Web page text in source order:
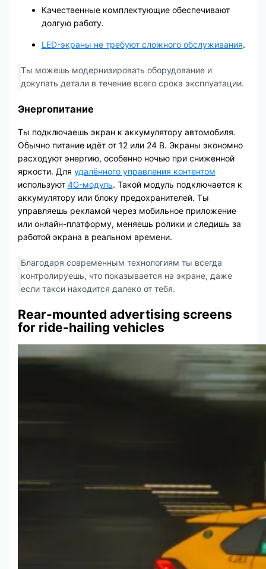
Качественные комплектующие обеспечивают
долгую работу.
LED-экраны не требуют сложного обслуживания.
Ты можешь модернизировать оборудование и
докупать детали в течение всего срока эксплуатации.
Энергопитание
Ты подключаешь экран к аккумулятору автомобиля.
Обычно питание идёт от 12 или 24 В. Экраны экономно
расходуют энергию, особенно ночью при сниженной
яркости. Для удалённого управления контентом
используют 4G-модуль. Такой модуль подключается к
аккумулятору или блоку предохранителей. Ты
управляешь рекламой через мобильное приложение
или онлайн-платформу, меняешь ролики и следишь за
работой экрана в реальном времени.
Благодаря современным технологиям ты всегда
контролируешь, что показывается на экране, даже
если такси находится далеко от тебя.
Rear-mounted advertising screens
for ride-hailing vehicles